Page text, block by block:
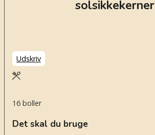
solsikkekerner
Udskriv
16 boller
Det skal du bruge